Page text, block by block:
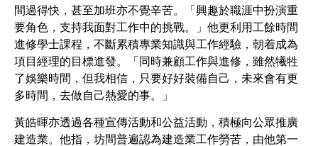
間過得快，甚至加班亦不覺辛苦。「興趣於職涯中扮演重
要角色，支持我面對工作中的挑戰。」他更利用工餘時間
進修學士課程，不斷累積專業知識與工作經驗，朝着成為
項目經理的目標進發。「同時兼顧工作與進修，雖然犧牲
了娛樂時間，但我相信，只要好好裝備自己，未來會有更
多時間，去做自己熱愛的事。」
黃皓暉亦透過各種宣傳活動和公益活動，積極向公眾推廣
建造業。他指，坊間普遍認為建造業工作勞苦，由他第一